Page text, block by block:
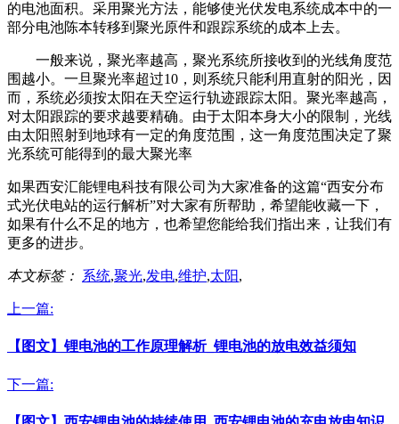
的电池面积。采用聚光方法，能够使光伏发电系统成本中的一
部分电池陈本转移到聚光原件和跟踪系统的成本上去。
一般来说，聚光率越高，聚光系统所接收到的光线角度范
围越小。一旦聚光率超过10，则系统只能利用直射的阳光，因
而，系统必须按太阳在天空运行轨迹跟踪太阳。聚光率越高，
对太阳跟踪的要求越要精确。由于太阳本身大小的限制，光线
由太阳照射到地球有一定的角度范围，这一角度范围决定了聚
光系统可能得到的最大聚光率
如果西安汇能锂电科技有限公司为大家准备的这篇“西安分布
式光伏电站的运行解析”对大家有所帮助，希望能收藏一下，
如果有什么不足的地方，也希望您能给我们指出来，让我们有
更多的进步。
本文标签： 系统,聚光,发电,维护,太阳,
上一篇:
【图文】锂电池的工作原理解析_锂电池的放电效益须知
下一篇: